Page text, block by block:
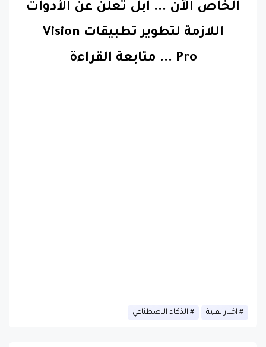
الخاص الآن ... أبل تعلن عن الأدوات
اللازمة لتطوير تطبيقات Vision
Pro
... متابعة القراءة
اخبار تقنية الذكاء الاصطناعي